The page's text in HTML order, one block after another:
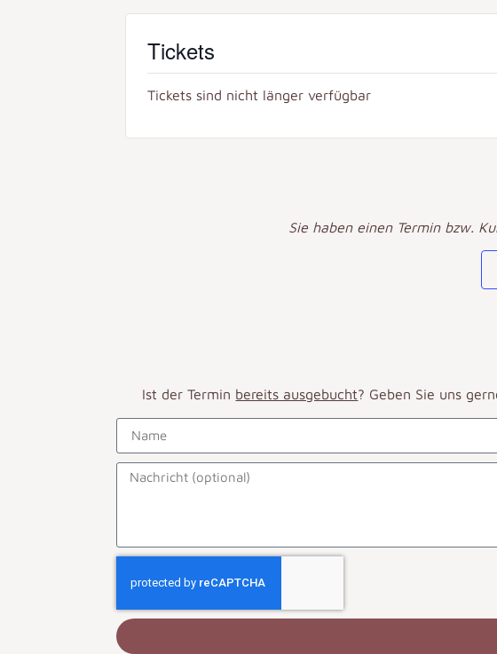
Tickets
Tickets sind nicht länger verfügbar
Sie haben einen Termin bzw.
Ist der Termin bereits ausgebucht? Geben Sie uns